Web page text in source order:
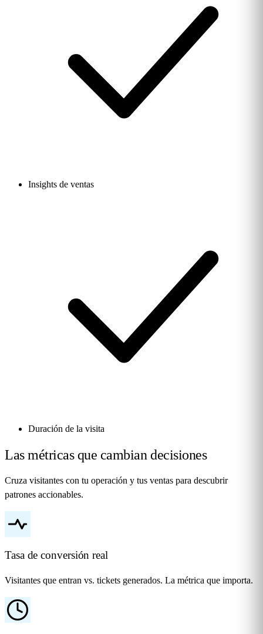
Insights de ventas
Duración de la visita
Las métricas que cambian decisiones
Cruza visitantes con tu operación y tus ventas para descubrir
patrones accionables.
Tasa de conversión real
Visitantes que entran vs. tickets generados. La métrica que importa.